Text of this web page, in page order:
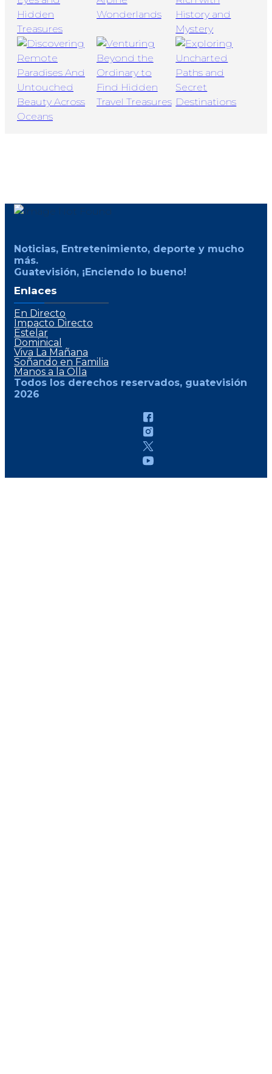
Noticias, Entretenimiento, deporte y mucho
más.
Guatevisión, ¡Enciendo lo bueno!
Enlaces
En Directo
Impacto Directo
Estelar
Dominical
Viva La Mañana
Soñando en Familia
Manos a la Olla
Todos los derechos reservados, guatevisión
2026